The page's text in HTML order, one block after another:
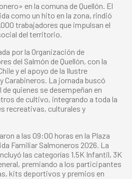
en la comuna de Quellón. El
como un hito en la zona, rindió
trabajadores que impulsan el
del territorio.
por la Organización de
del Salmón de Quellón, con la
y el apoyo de la Ilustre
Carabineros. La jornada buscó
quienes se desempeñan en
de cultivo, integrando a toda la
recreativas, culturales y
a las 09:00 horas en la Plaza
Familiar Salmoneros 2026. La
las categorías 1.5K Infantil, 3K
premiando a los participantes
kits deportivos y premios en